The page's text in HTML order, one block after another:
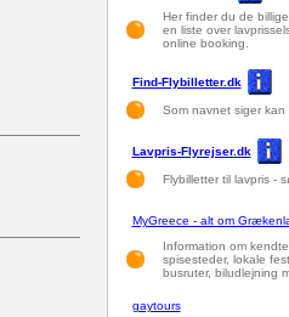
Her finder du de
en liste over
online booking.
Find-Flybilletter.dk
Som navnet siger
Lavpris-Flyrejser.dk
Flybilletter til lavpris -
MyGreece - alt om
Information om
spisesteder, lokale
busruter, biludlejning
gaytours